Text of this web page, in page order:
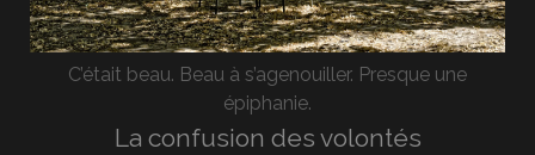
C’était beau. Beau à s’agenouiller. Presque une
épiphanie.
La confusion des volontés